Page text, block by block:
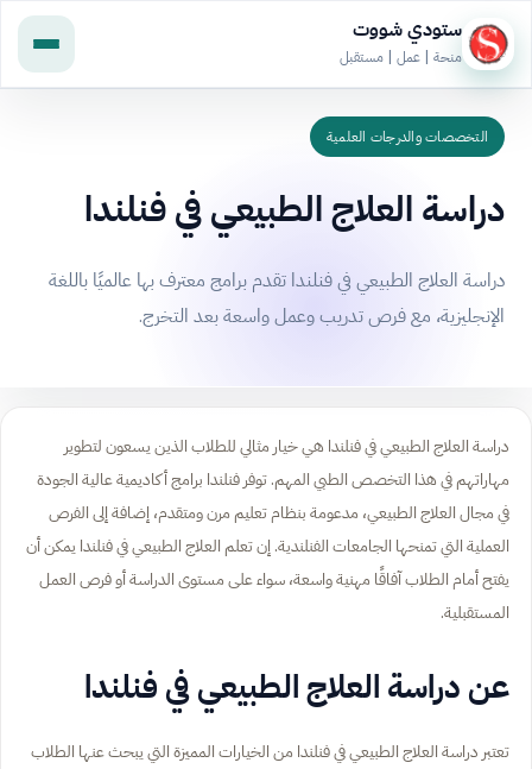
ستودي شووت
منحة | عمل | مستقبل
التخصصات والدرجات العلمية
دراسة العلاج الطبيعي في فنلندا
دراسة العلاج الطبيعي في فنلندا تقدم برامج معترف بها عالميًا باللغة
الإنجليزية، مع فرص تدريب وعمل واسعة بعد التخرج.
دراسة العلاج الطبيعي في فنلندا هي خيار مثالي للطلاب الذين يسعون لتطوير
مهاراتهم في هذا التخصص الطبي المهم. توفر فنلندا برامج أكاديمية عالية الجودة
في مجال العلاج الطبيعي، مدعومة بنظام تعليم مرن ومتقدم، إضافة إلى الفرص
العملية التي تمنحها الجامعات الفنلندية. إن تعلم العلاج الطبيعي في فنلندا يمكن أن
يفتح أمام الطلاب آفاقًا مهنية واسعة، سواء على مستوى الدراسة أو فرص العمل
المستقبلية.
عن دراسة العلاج الطبيعي في فنلندا
تعتبر دراسة العلاج الطبيعي في فنلندا من الخيارات المميزة التي يبحث عنها الطلاب